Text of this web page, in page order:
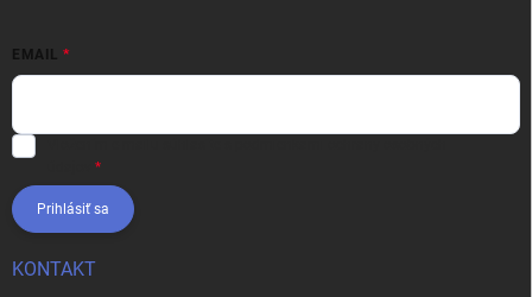
EMAIL
Prihlásiť sa
KONTAKT